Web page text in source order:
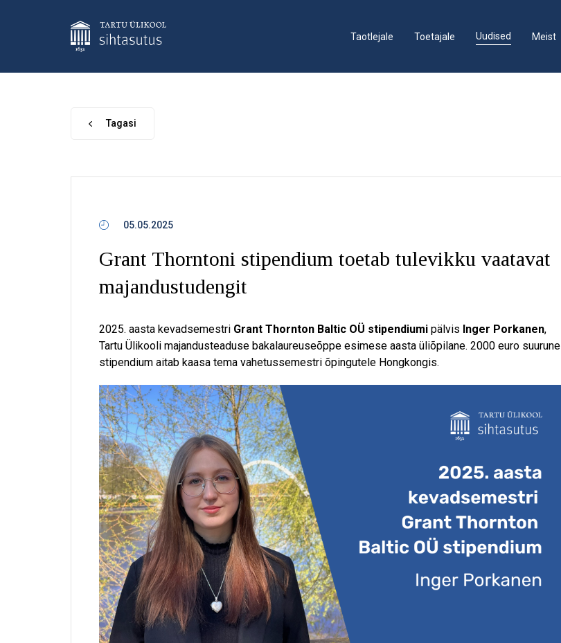
Taotlejale Toetajale Uudised Meist
Tagasi
05.05.2025
Grant Thorntoni stipendium toetab tulevikku vaatavat
majandustudengit
2025. aasta kevadsemestri Grant Thornton Baltic OÜ stipendiumi pälvis Inger Porkanen,
Tartu Ülikooli majandusteaduse bakalaureuseõppe esimese aasta üliõpilane. 2000 euro suurune
stipendium aitab kaasa tema vahetussemestri õpingutele Hongkongis.